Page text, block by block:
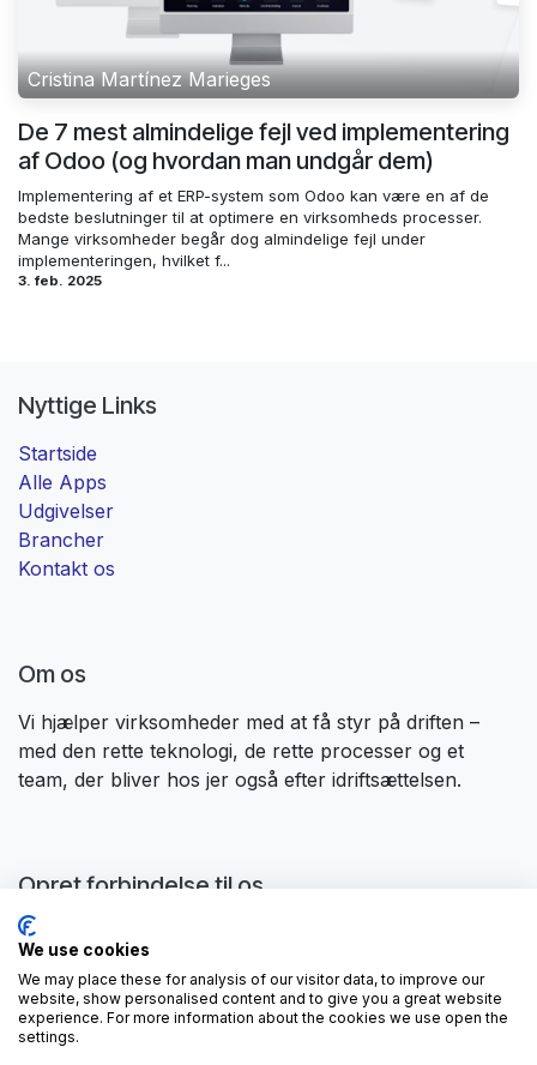
Cristina Martínez Marieges
De 7 mest almindelige fejl ved implementering
af Odoo (og hvordan man undgår dem)
Implementering af et ERP-system som Odoo kan være en af de
bedste beslutninger til at optimere en virksomheds processer.
Mange virksomheder begår dog almindelige fejl under
implementeringen, hvilket f...
3. feb. 2025
Nyttige Links
Startside
Alle Apps
Udgivelser
Brancher
Kontakt os
Om os
Vi hjælper virksomheder med at få styr på driften –
med den rette teknologi, de rette processer og et
team, der bliver hos jer også efter idriftsættelsen. ​
Opret forbindelse til os
contactus@forgeflow.com
+ 34 936 94 04 85
We use cookies
We may place these for analysis of our visitor data, to improve our
website, show personalised content and to give you a great website
experience. For more information about the cookies we use open the
settings.